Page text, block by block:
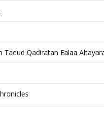
Taeud Qadiratan Ealaa